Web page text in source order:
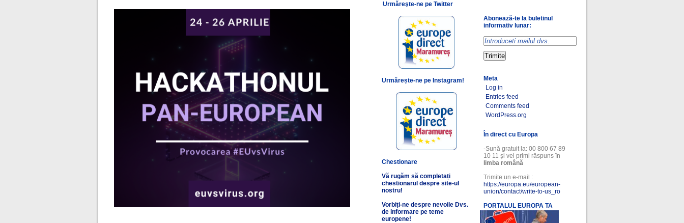
Urmăreşte-ne pe Twitter
Urmărește-ne pe Instagram!
Chestionare
Vă rugăm să completați
chestionarul despre site-ul
nostru!
Vorbiți-ne despre nevoile Dvs.
de informare pe teme
europene!
Abonează-te la buletinul
informativ lunar:
Meta
Log in
Entries feed
Comments feed
WordPress.org
În direct cu Europa
-Sună gratuit la: 00 800 67 89
10 11 și vei primi răspuns în
limba română
Trimite un e-mail :
https://europa.eu/european-
union/contact/write-to-us_ro
PORTALUL EUROPA TA